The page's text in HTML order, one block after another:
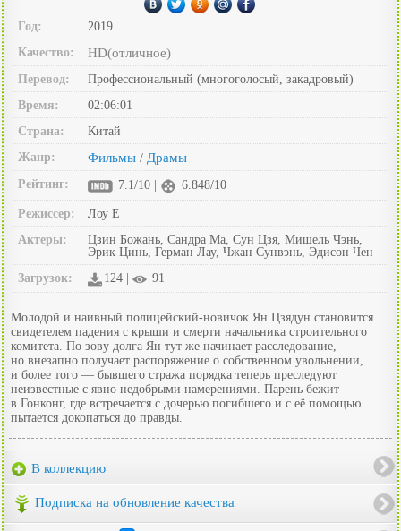
Год:
2019
Качество:
HD(отличное)
Перевод:
Профессиональный (многоголосый, закадровый)
Время:
02:06:01
Страна:
Китай
Жанр:
Фильмы / Драмы
Рейтинг: 7.1/10 | 6.848/10
Режиссер:
Лоу Е
Актеры:
Цзин Божань, Сандра Ма, Сун Цзя, Мишель Чэнь,
Эрик Цинь, Герман Лау, Чжан Сунвэнь, Эдисон Чен
Загрузок:
124 | 91
Молодой и наивный полицейский-новичок Ян Цзядун становится
свидетелем падения с крыши и смерти начальника строительного
комитета. По зову долга Ян тут же начинает расследование,
но внезапно получает распоряжение о собственном увольнении,
и более того — бывшего стража порядка теперь преследуют
неизвестные с явно недобрыми намерениями. Парень бежит
в Гонконг, где встречается с дочерью погибшего и с её помощью
пытается докопаться до правды.
В коллекцию
Подписка на обновление качества